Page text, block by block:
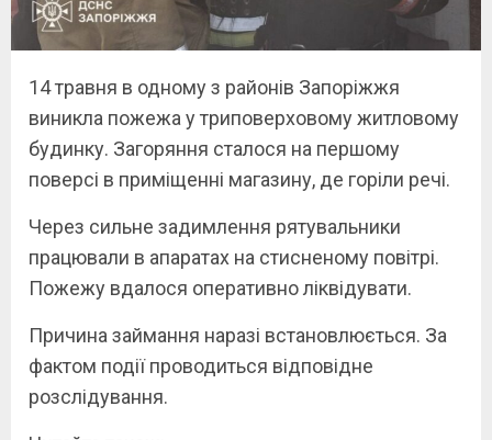
14 травня в одному з районів Запоріжжя
виникла пожежа у триповерховому житловому
будинку. Загоряння сталося на першому
поверсі в приміщенні магазину, де горіли речі.
Через сильне задимлення рятувальники
працювали в апаратах на стисненому повітрі.
Пожежу вдалося оперативно ліквідувати.
Причина займання наразі встановлюється. За
фактом події проводиться відповідне
розслідування.